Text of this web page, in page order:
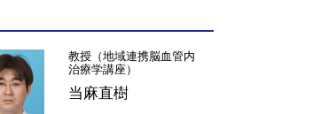
教授（地域連携脳血管内
治療学講座）
当麻直樹